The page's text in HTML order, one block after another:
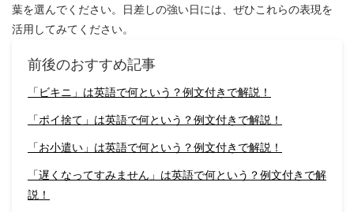
葉を選んでください。日差しの強い日には、ぜひこれらの表現を
活用してみてください。
前後のおすすめ記事
「ビキニ」は英語で何という？例文付きで解説！
「ポイ捨て」は英語で何という？例文付きで解説！
「お小遣い」は英語で何という？例文付きで解説！
「遅くなってすみません」は英語で何という？例文付きで解
説！